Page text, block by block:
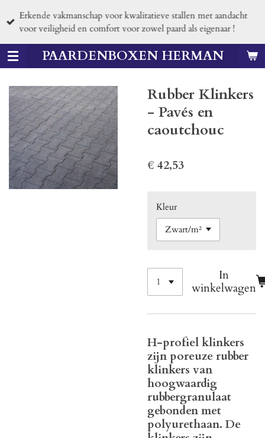
direct
de
hoofdinhoudPAARDENBOXEN HERMAN
Erkende vakmanschap voor kwalitatieve stallen met aandacht
voor veiligheid en comfort voor zowel paard als eigenaar !
Rubber Klinkers
- Pavés en
caoutchouc
€ 42,53
Kleur
In
winkelwagen
H-profiel klinkers
zijn poreuze rubber
klinkers van
hoogwaardig
rubbergranulaat
gebonden met
polyurethaan. De